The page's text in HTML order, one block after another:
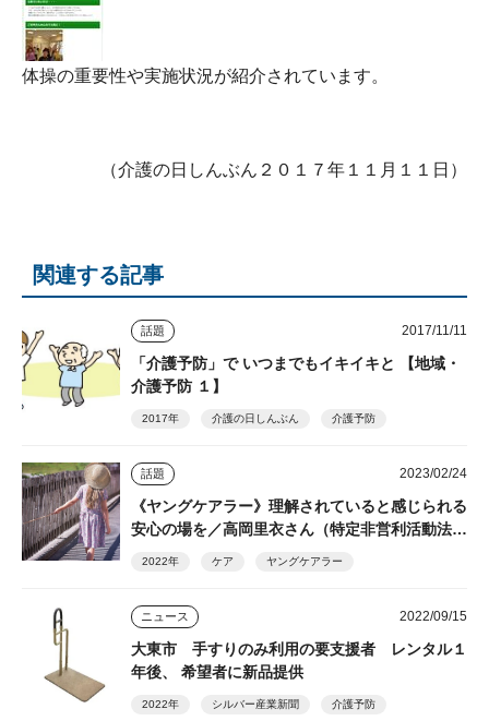
体操の重要性や実施状況が紹介されています。
（介護の日しんぶん２０１７年１１月１１日）
関連する記事
話題 2017/11/11
「介護予防」で いつまでもイキイキと 【地域・
介護予防 １】
2017年 介護の日しんぶん 介護予防
話題 2023/02/24
《ヤングケアラー》理解されていると感じられる
安心の場を／高岡里衣さん（特定非営利活動法人
2022年 ケア ヤングケアラー
ニュース 2022/09/15
大東市 手すりのみ利用の要支援者 レンタル１
年後、 希望者に新品提供
2022年 シルバー産業新聞 介護予防